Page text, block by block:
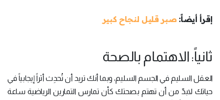
إقرأ أيضاً:صبر قليل لنجاح كبير
ثانياً: الاهتمام بالصحة
العقل السليم في الجسم السليم، وبما أنك تريد أن تُحدِث أثراً إيجابياً في
حياتك لابدّ من أن تهتم بصحتك كأن تمارس التمارين الرياضية ساعة